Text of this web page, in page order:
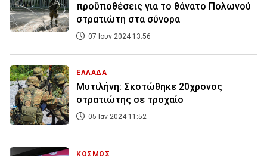
προϋποθέσεις για το θάνατο Πολωνού
στρατιώτη στα σύνορα
07 Ιουν 2024 13:56
ΕΛΛΑΔΑ
Μυτιλήνη: Σκοτώθηκε 20χρονος
στρατιώτης σε τροχαίο
05 Ιαν 2024 11:52
ΚΟΣΜΟΣ